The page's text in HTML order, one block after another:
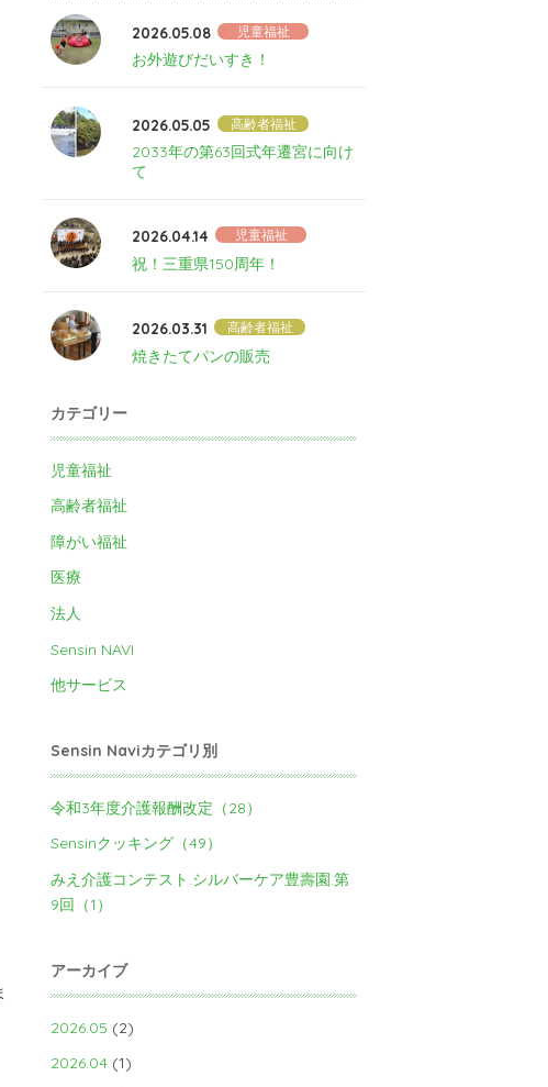
2026.05.08 児童福祉
お外遊びだいすき！
2026.05.05 高齢者福祉
2033年の第63回式年遷宮に向け
て
2026.04.14 児童福祉
祝！三重県150周年！
2026.03.31 高齢者福祉
焼きたてパンの販売
カテゴリー
児童福祉
高齢者福祉
障がい福祉
医療
法人
Sensin NAVI
他サービス
Sensin Naviカテゴリ別
令和3年度介護報酬改定（28）
Sensinクッキング（49）
みえ介護コンテスト.シルバーケア豊壽園.第
9回（1）
アーカイブ
2026.05 (2)
2026.04(1)